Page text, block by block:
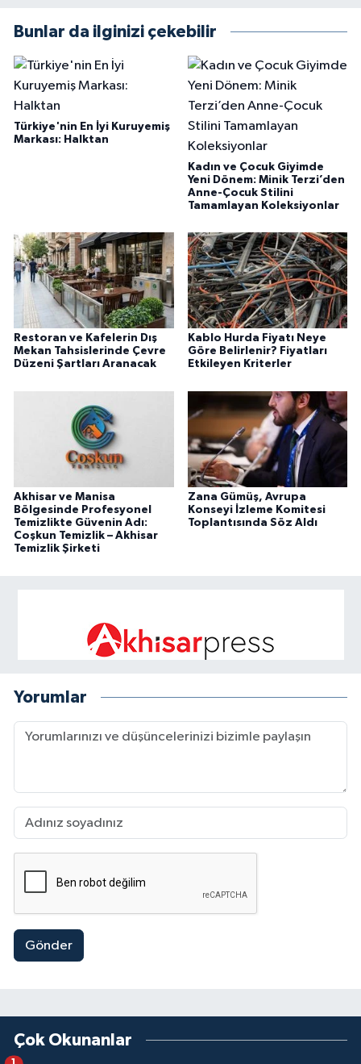
Bunlar da ilginizi çekebilir
Türkiye'nin En İyi Kuruyemiş
Markası: Halktan
Kadın ve Çocuk Giyimde
Yeni Dönem: Minik Terzi’den
Anne-Çocuk Stilini
Tamamlayan Koleksiyonlar
Restoran ve Kafelerin Dış
Mekan Tahsislerinde Çevre
Düzeni Şartları Aranacak
Kablo Hurda Fiyatı Neye
Göre Belirlenir? Fiyatları
Etkileyen Kriterler
Akhisar ve Manisa
Bölgesinde Profesyonel
Temizlikte Güvenin Adı:
Coşkun Temizlik – Akhisar
Temizlik Şirketi
Zana Gümüş, Avrupa
Konseyi İzleme Komitesi
Toplantısında Söz Aldı
Yorumlar
Gönder
Çok Okunanlar